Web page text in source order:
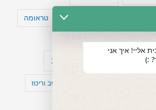
קשב טעויות חשיבה טראומה
קשב עיצות
קומורבידיות להפרעת קשב וריכוז
אליי! איך אני
:)